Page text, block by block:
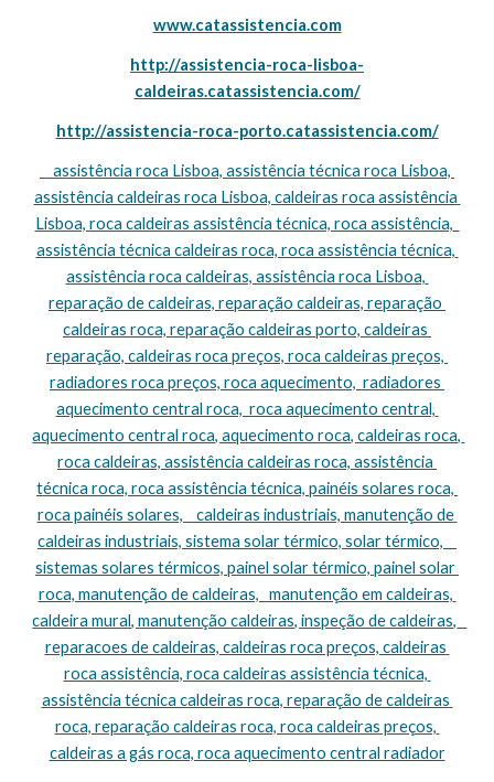
www.catassistencia.com
http://assistencia-roca-lisboa-
caldeiras.catassistencia.com/
http://assistencia-roca-porto.catassistencia.com/
assistência caldeiras roca Lisboa, caldeiras roca assistência
Lisboa, roca caldeiras assistência técnica, roca assistência,
assistência técnica caldeiras roca, roca assistência técnica,
assistência roca caldeiras, assistência roca Lisboa,
reparação de caldeiras, reparação caldeiras, reparação
caldeiras roca, reparação caldeiras porto, caldeiras
reparação, caldeiras roca preços, roca caldeiras preços,
radiadores roca preços, roca aquecimento,  radiadores
aquecimento central roca,  roca aquecimento central,
aquecimento central roca, aquecimento roca, caldeiras roca,
roca caldeiras, assistência caldeiras roca, assistência
técnica roca, roca assistência técnica, painéis solares roca,
roca painéis solares,    caldeiras industriais, manutenção de
caldeiras industriais, sistema solar térmico, solar térmico,
sistemas solares térmicos, painel solar térmico, painel solar
roca, manutenção de caldeiras,   manutenção em caldeiras,
caldeira mural, manutenção caldeiras, inspeção de caldeiras,
reparacoes de caldeiras, caldeiras roca preços, caldeiras
roca assistência, roca caldeiras assistência técnica,
assistência técnica caldeiras roca, reparação de caldeiras
roca, reparação caldeiras roca, roca caldeiras preços,
caldeiras a gás roca, roca aquecimento central radiador